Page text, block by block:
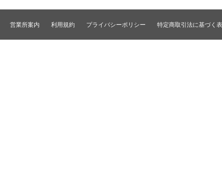
VTRインターフェース/アクセサリ
コンバータ
TBC/FS
営業所案内 利用規約 プライバシーポリシー 特定商取引法に基づく